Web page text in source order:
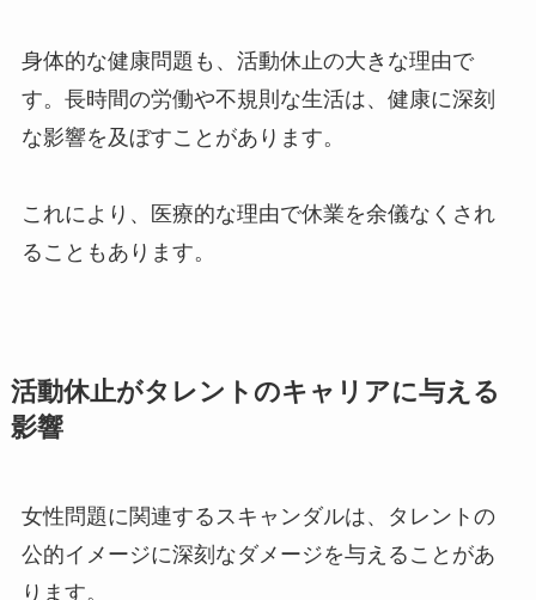
身体的な健康問題も、活動休止の大きな理由で
す。長時間の労働や不規則な生活は、健康に深刻
な影響を及ぼすことがあります。
これにより、医療的な理由で休業を余儀なくされ
ることもあります。
活動休止がタレントのキャリアに与える
影響
女性問題に関連するスキャンダルは、タレントの
公的イメージに深刻なダメージを与えることがあ
ります。